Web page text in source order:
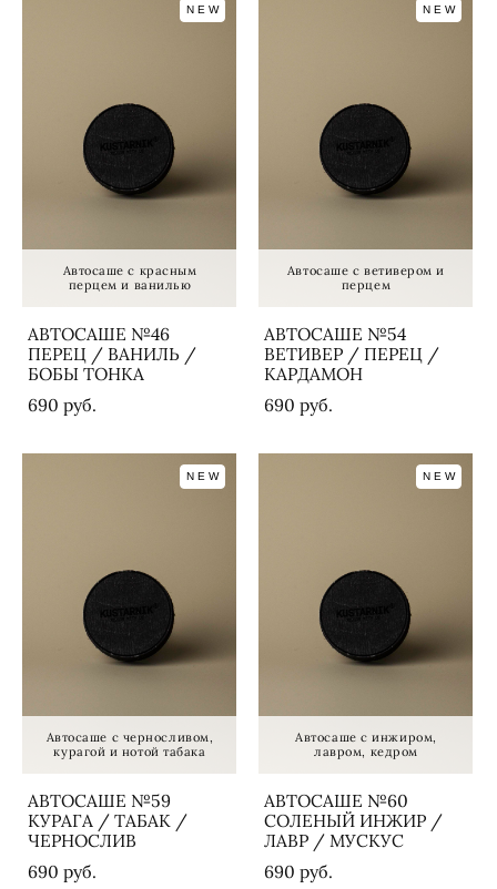
NEW
Автосаше с красным
перцем и ванилью
АВТОСАШЕ №46
ПЕРЕЦ / ВАНИЛЬ /
БОБЫ ТОНКА
690 pуб.
NEW
Автосаше с ветивером и
перцем
АВТОСАШЕ №54
ВЕТИВЕР / ПЕРЕЦ /
КАРДАМОН
690 pуб.
NEW
Автосаше с черносливом,
курагой и нотой табака
АВТОСАШЕ №59
КУРАГА / ТАБАК /
ЧЕРНОСЛИВ
690 pуб.
NEW
Автосаше с инжиром,
лавром, кедром
АВТОСАШЕ №60
СОЛЕНЫЙ ИНЖИР /
ЛАВР / МУСКУС
690 pуб.